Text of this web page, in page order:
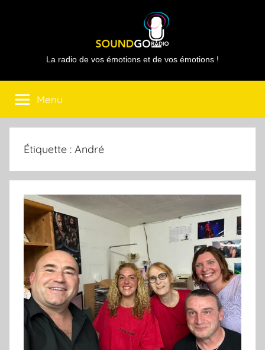
Sound
Go
Radio
La radio de vos émotions et de vos émotions !
Menu
Étiquette : André